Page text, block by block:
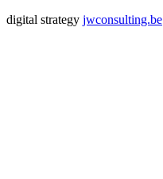
digital strategy jwconsulting.be